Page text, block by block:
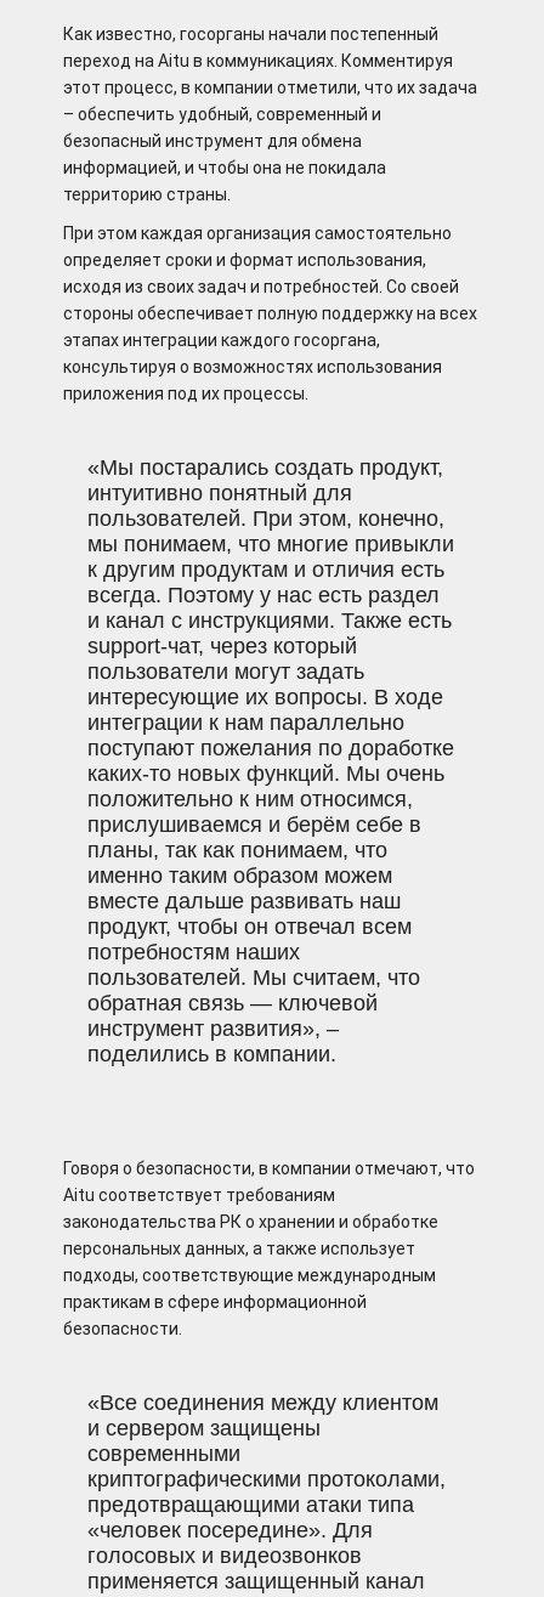
Как известно, госорганы начали постепенный
переход на Aitu в коммуникациях. Комментируя
этот процесс, в компании отметили, что их задача
– обеспечить удобный, современный и
безопасный инструмент для обмена
информацией, и чтобы она не покидала
территорию страны.
При этом каждая организация самостоятельно
определяет сроки и формат использования,
исходя из своих задач и потребностей. Со своей
стороны обеспечивает полную поддержку на всех
этапах интеграции каждого госоргана,
консультируя о возможностях использования
приложения под их процессы.
«Мы постарались создать продукт,
интуитивно понятный для
пользователей. При этом, конечно,
мы понимаем, что многие привыкли
к другим продуктам и отличия есть
всегда. Поэтому у нас есть раздел
и канал с инструкциями. Также есть
support-чат, через который
пользователи могут задать
интересующие их вопросы. В ходе
интеграции к нам параллельно
поступают пожелания по доработке
каких-то новых функций. Мы очень
положительно к ним относимся,
прислушиваемся и берём себе в
планы, так как понимаем, что
именно таким образом можем
вместе дальше развивать наш
продукт, чтобы он отвечал всем
потребностям наших
пользователей. Мы считаем, что
обратная связь — ключевой
инструмент развития», –
поделились в компании.
Говоря о безопасности, в компании отмечают, что
Aitu соответствует требованиям
законодательства РК о хранении и обработке
персональных данных, а также использует
подходы, соответствующие международным
практикам в сфере информационной
безопасности.
«Все соединения между клиентом
и сервером защищены
современными
криптографическими протоколами,
предотвращающими атаки типа
«человек посередине». Для
голосовых и видеозвонков
применяется защищенный канал